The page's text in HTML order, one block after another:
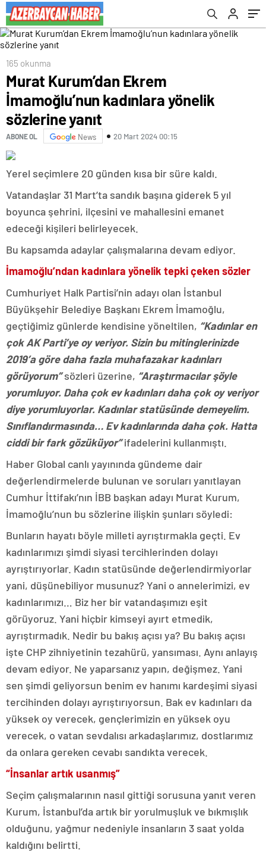
165 okunma
Murat Kurum’dan Ekrem
İmamoğlu’nun kadınlara yönelik
sözlerine yanıt
ABONE OL News 20 Mart 2024 00:15
Yerel seçimlere 20 günden kısa bir süre kaldı.
Vatandaşlar 31 Mart’ta sandık başına giderek 5 yıl
boyunca şehrini, ilçesini ve mahallesini emanet
edeceği kişileri belirleyecek.
Bu kapsamda adaylar çalışmalarına devam ediyor.
İmamoğlu’ndan kadınlara yönelik tepki çeken sözler
Cumhuriyet Halk Partisi’nin adayı olan İstanbul
Büyükşehir Belediye Başkanı Ekrem İmamoğlu,
geçtiğimiz günlerde kendisine yöneltilen, “Kadınlar en
çok AK Parti’ye oy veriyor. Sizin bu mitinglerinizde
2019’a göre daha fazla muhafazakar kadınları
görüyorum”sözleri üzerine, “Araştırmacılar şöyle
yorumluyor. Daha çok ev kadınları daha çok oy veriyor
diye yorumluyorlar. Kadınlar statüsünde demeyelim.
Sınıflandırmasında… Ev kadınlarında daha çok. Hatta
ciddi bir fark gözüküyor”ifadelerini kullanmıştı.
Haber Global canlı yayınında gündeme dair
değerlendirmelerde bulunan ve soruları yanıtlayan
Cumhur İttifakı’nın İBB başkan adayı Murat Kurum,
İmamoğlu’nun bu sözlerine ilişkin şunları söyledi:
Bunların hayatı böyle milleti ayrıştırmakla geçti. Ev
kadınlarımızı şimdi siyasi tercihlerinden dolayı
ayrıştırıyorlar. Kadın statüsünde değerlendirmiyorlar
yani, düşünebiliyor musunuz? Yani o annelerimizi, ev
kadınlarımızı… Biz her bir vatandaşımızı eşit
görüyoruz. Yani hiçbir kimseyi ayırt etmedik,
ayrıştırmadık. Nedir bu bakış açısı ya? Bu bakış açısı
işte CHP zihniyetinin tezahürü, yansıması. Aynı anlayış
devam ediyor. Ne yaparsanız yapın, değişmez. Yani
sen şimdi geliyorsun benim ev hanımı kardeşimi siyasi
tercihinden dolayı ayrıştırıyorsun. Bak ev kadınları da
yüksek oy verecek, gençlerimizin en yüksek oyu
verecek, o vatan sevdalısı arkadaşlarımız, dostlarımız
da onlara gereken cevabı sandıkta verecek.
“İnsanlar artık usanmış”
Seçim çalışmalarının nasıl gittiği sorusuna yanıt veren
Kurum, İstanbul’da artık bir yorulmuşluk ve bıkmışlık
olduğunu, yağmur nedeniyle insanların 3 saat yolda
kaldığını belirtti.